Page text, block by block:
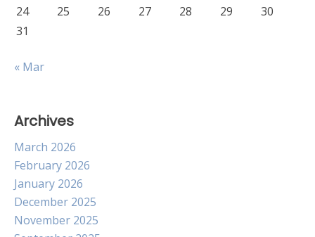
24
25 26 27 28 29
30
31
« Mar
Archives
March 2026
February 2026
January 2026
December 2025
November 2025